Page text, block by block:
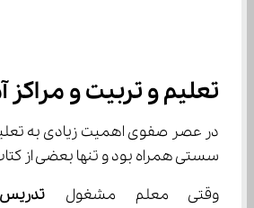
تعلیم و تربیت و
سستی همراه بود و تنها بعضی از کتاب‌های مهم مانند قانون ابن سینا و برخی از متون قدیمی ریاضی و نجوم در مدارس به دانش آموزان آموزش
وقتی معلم مشغول